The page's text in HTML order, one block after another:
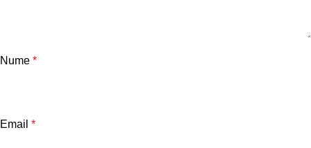
Nume *
Email *